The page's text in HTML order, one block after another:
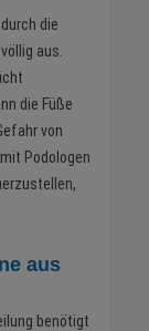
die
aus.
die Füße
von
Podologen
aus
benötigt